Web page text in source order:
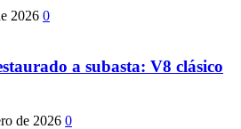
2026 0
a subasta: V8 clásico
de 2026 0